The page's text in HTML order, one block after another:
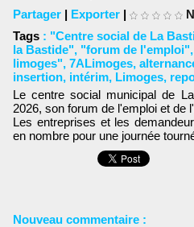
Partager | Exporter |
Tags : "Centre social de La
la Bastide", "forum de l'emploi",
limoges", 7ALimoges,
insertion, intérim, Limoges,
Le centre social municipal de
2026, son forum de l'emploi et de
Les entreprises et les
en nombre pour une journée
Nouveau commentaire :